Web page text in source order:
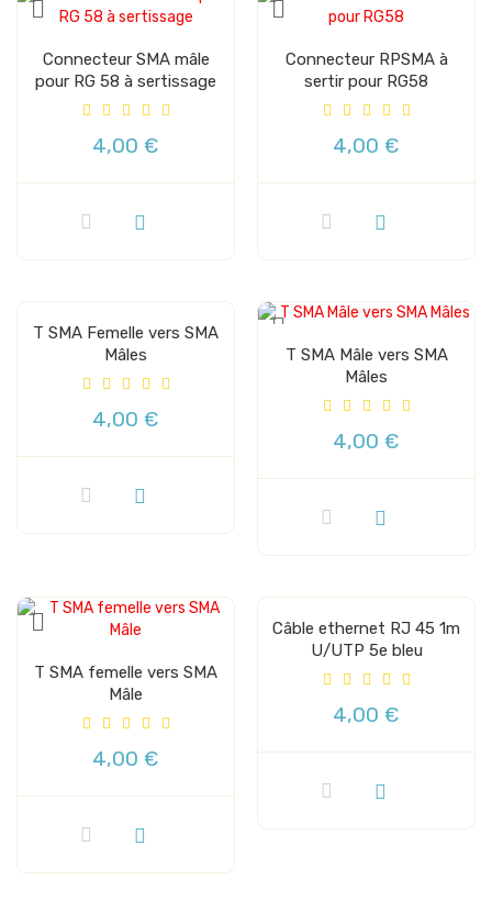
Connecteur SMA mâle
pour RG 58 à sertissage
4,00 €
Connecteur RPSMA à
sertir pour RG58
4,00 €
T SMA Femelle vers SMA
Mâles
4,00 €
T SMA Mâle vers SMA
Mâles
4,00 €
T SMA femelle vers SMA
Mâle
4,00 €
Câble ethernet RJ 45 1m
U/UTP 5e bleu
4,00 €